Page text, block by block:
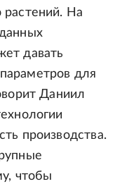
растений. На
давать
для
Даниил
производства.
чтобы